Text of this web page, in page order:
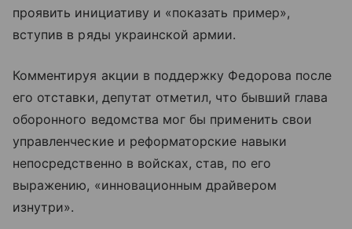
проявить инициативу и «показать пример»,
вступив в ряды украинской армии.
Комментируя акции в поддержку Федорова после
его отставки, депутат отметил, что бывший глава
оборонного ведомства мог бы применить свои
управленческие и реформаторские навыки
непосредственно в войсках, став, по его
выражению, «инновационным драйвером
изнутри».